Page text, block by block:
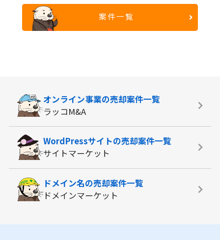
案件一覧
オンライン事業の売却案件一覧
ラッコM&A
WordPressサイトの売却案件一覧
サイトマーケット
ドメイン名の売却案件一覧
ドメインマーケット